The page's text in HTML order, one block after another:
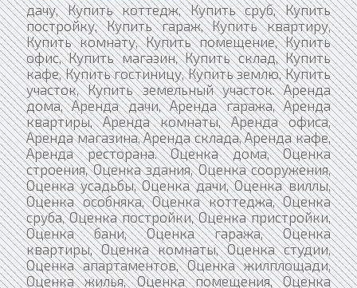
дачу, Купить коттедж, Купить сруб, Купить
постройку, Купить гараж, Купить квартиру,
Купить комнату, Купить помещение, Купить
офис, Купить магазин, Купить склад, Купить
кафе, Купить гостиницу, Купить землю, Купить
участок, Купить земельный участок. Аренда
дома, Аренда дачи, Аренда гаража, Аренда
квартиры, Аренда комнаты, Аренда офиса,
Аренда магазина, Аренда склада, Аренда кафе,
Аренда ресторана. Оценка дома, Оценка
строения, Оценка здания, Оценка сооружения,
Оценка усадьбы, Оценка дачи, Оценка виллы,
Оценка особняка, Оценка коттеджа, Оценка
сруба, Оценка постройки, Оценка пристройки,
Оценка бани, Оценка гаража, Оценка
квартиры, Оценка комнаты, Оценка студии,
Оценка апартаментов, Оценка жилплощади,
Оценка жилья, Оценка помещения, Оценка